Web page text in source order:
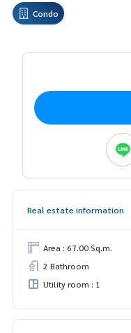
Condo
Real estate information
Area : 67.00 Sq.m.
2 Bathroom
Utility room : 1